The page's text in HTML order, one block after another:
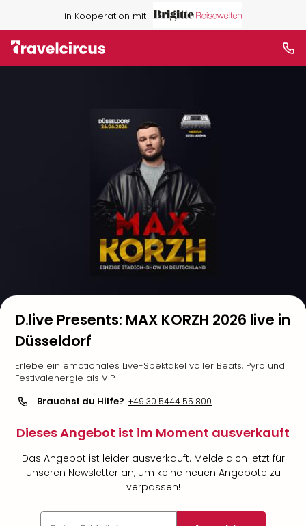
in Kooperation mit
D.live Presents: MAX KORZH 2026 live in
Düsseldorf
Erlebe ein emotionales Live-Spektakel voller Beats, Pyro und
Festivalenergie als VIP
Brauchst du Hilfe? +49 30 5444 55 800
Dieses Angebot ist im Moment ausverkauft
Das Angebot ist leider ausverkauft. Melde dich jetzt für
unseren Newsletter an, um keine neuen Angebote zu
verpassen!